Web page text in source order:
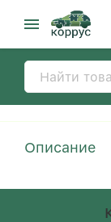
Описание